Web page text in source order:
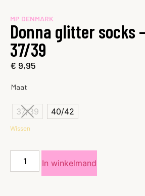
MP DENMARK
Donna glitter socks
37/39
€ 9,95
Maat
37/39 40/42
Wissen
In winkelmand